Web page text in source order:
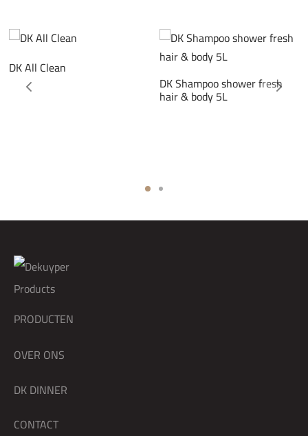
DK All Clean
DK Shampoo shower fresh
hair & body 5L
PRODUCTEN
OVER ONS
DK DINNER
CONTACT